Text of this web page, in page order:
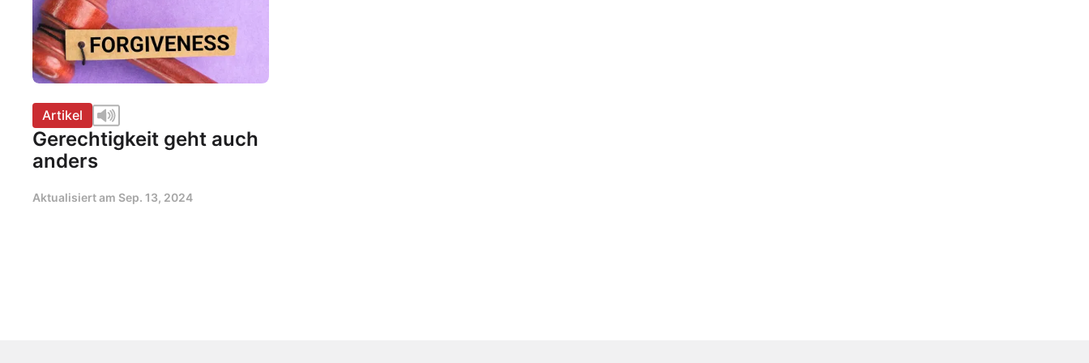
Artikel
Gerechtigkeit geht auch
anders
Aktualisiert am Sep. 13, 2024